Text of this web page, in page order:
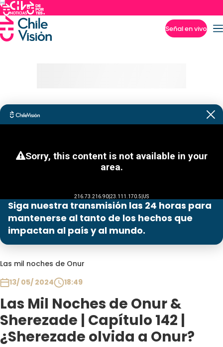
Señal en vivo
Siga nuestra transmisión las 24 horas para
mantenerse al tanto de los hechos que
impactan al país y al mundo.
Las mil noches de Onur
13/ 05/ 2024
18:49
Las Mil Noches de Onur &
Sherezade | Capítulo 142 |
¿Sherezade olvida a Onur?
Programas
Contigo en Directo
Plan Perfecto
El Tiempo
Sabingo
Todos Los Programas